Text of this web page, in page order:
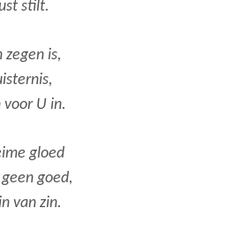
stilt.
zegen is,
U in.
gloed
goed,
van zin.